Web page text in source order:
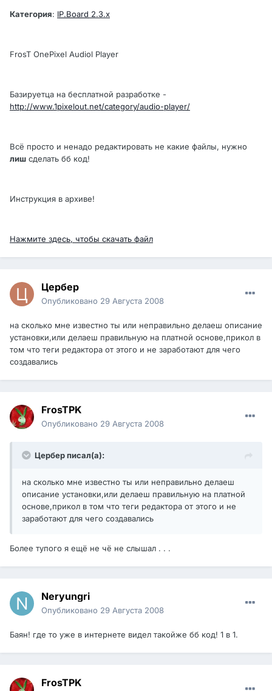
Категория: IP.Board 2.3.x
FrosT OnePixel Audiol Player
Базируетца на бесплатной разработке -
http://www.1pixelout.net/category/audio-player/
Всё просто и ненадо редактировать не какие файлы, нужно
лиш сделать бб код!
Инструкция в архиве!
Нажмите здесь, чтобы скачать файл
Цербер
Опубликовано 29 Августа 2008
на сколько мне известно ты или неправильно делаеш описание
установки,или делаеш правильную на платной основе,прикол в
том что теги редактора от этого и не заработают для чего
создавались
FrosTPK
Опубликовано 29 Августа 2008
Цербер писал(а):
на сколько мне известно ты или неправильно делаеш
описание установки,или делаеш правильную на платной
основе,прикол в том что теги редактора от этого и не
заработают для чего создавались
Более тупого я ещё не чё не слышал . . .
Neryungri
Опубликовано 29 Августа 2008
Баян! где то уже в интернете видел такойже бб код! 1 в 1.
FrosTPK